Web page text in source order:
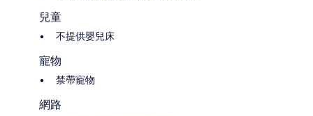
兒童
不提供嬰兒床
寵物
禁帶寵物
網路